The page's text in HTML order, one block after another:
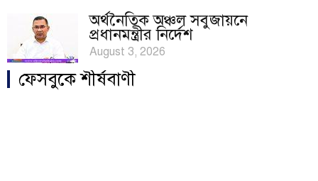
অর্থনৈতিক অঞ্চল সবুজায়নে
প্রধানমন্ত্রীর নির্দেশ
August 3, 2026
ফেসবুকে শীর্ষবাণী